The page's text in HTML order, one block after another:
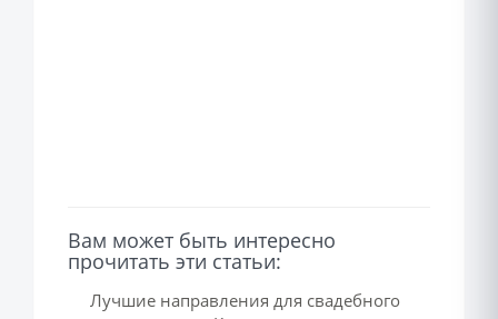
Вам может быть интересно
прочитать эти статьи:
Лучшие направления для свадебного